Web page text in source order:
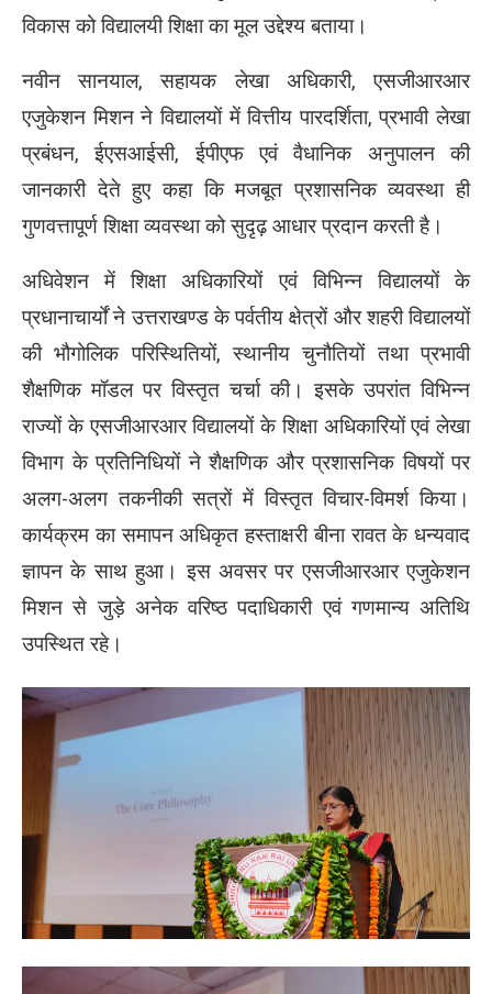
विकास को विद्यालयी शिक्षा का मूल उद्देश्य बताया।
नवीन सानयाल, सहायक लेखा अधिकारी, एसजीआरआर
एजुकेशन मिशन ने विद्यालयों में वित्तीय पारदर्शिता, प्रभावी लेखा
प्रबंधन, ईएसआईसी, ईपीएफ एवं वैधानिक अनुपालन की
जानकारी देते हुए कहा कि मजबूत प्रशासनिक व्यवस्था ही
गुणवत्तापूर्ण शिक्षा व्यवस्था को सुदृढ़ आधार प्रदान करती है।
अधिवेशन में शिक्षा अधिकारियों एवं विभिन्न विद्यालयों के
प्रधानाचार्यों ने उत्तराखण्ड के पर्वतीय क्षेत्रों और शहरी विद्यालयों
की भौगोलिक परिस्थितियों, स्थानीय चुनौतियों तथा प्रभावी
शैक्षणिक मॉडल पर विस्तृत चर्चा की। इसके उपरांत विभिन्न
राज्यों के एसजीआरआर विद्यालयों के शिक्षा अधिकारियों एवं लेखा
विभाग के प्रतिनिधियों ने शैक्षणिक और प्रशासनिक विषयों पर
अलग-अलग तकनीकी सत्रों में विस्तृत विचार-विमर्श किया।
कार्यक्रम का समापन अधिकृत हस्ताक्षरी बीना रावत के धन्यवाद
ज्ञापन के साथ हुआ। इस अवसर पर एसजीआरआर एजुकेशन
मिशन से जुड़े अनेक वरिष्ठ पदाधिकारी एवं गणमान्य अतिथि
उपस्थित रहे।